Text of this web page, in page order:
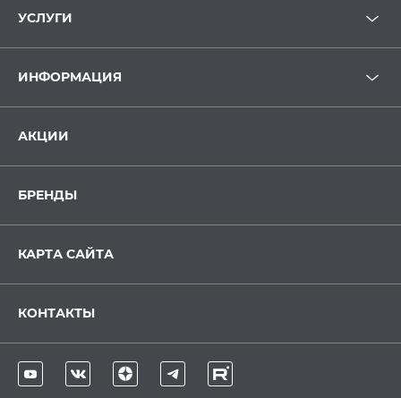
УСЛУГИ
ИНФОРМАЦИЯ
АКЦИИ
БРЕНДЫ
КАРТА САЙТА
КОНТАКТЫ